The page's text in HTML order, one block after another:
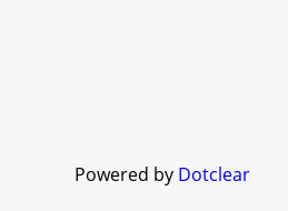
Powered by Dotclear